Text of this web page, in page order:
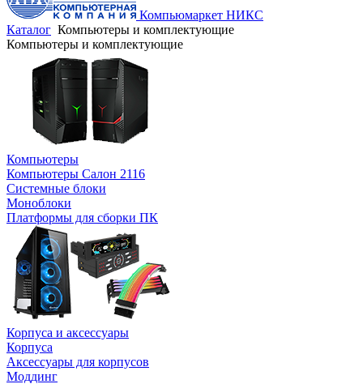
Компьюмаркет НИКС
Каталог Компьютеры и комплектующие
Компьютеры и комплектующие
Компьютеры
Компьютеры Салон 2116
Системные блоки
Моноблоки
Платформы для сборки ПК
Корпуса и аксессуары
Корпуса
Аксессуары для корпусов
Моддинг